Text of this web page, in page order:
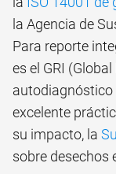
la Agencia de
Para reporte
es el GRI
autodiagnóstico
excelente
su impacto, la
sobre desechos